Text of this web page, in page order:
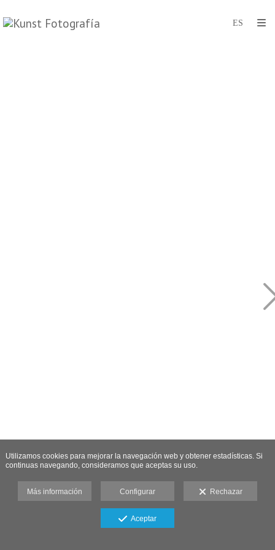
Utilizamos cookies para mejorar la navegación web y obtener estadísticas. Si
continuas navegando, consideramos que aceptas su uso.
Más información Configurar Rechazar
Aceptar